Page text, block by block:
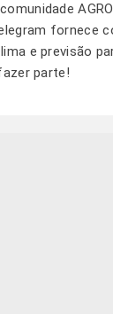
fornece
e previsão
parte!